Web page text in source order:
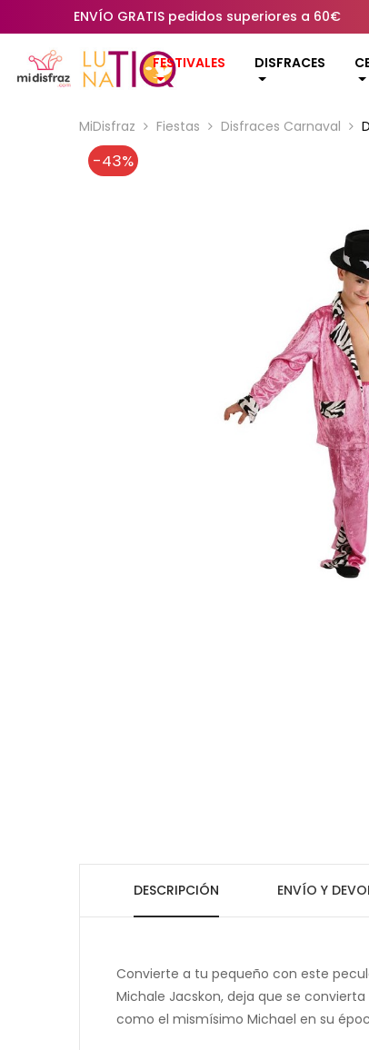
ENVÍO GRATIS pedidos superiores a 60€
FESTIVALES DISFRACES
MiDisfraz Fiestas Disfraces Carnaval
-43%
DESCRIPCIÓN ENVÍO Y
Convierte a tu pequeño con este
Michale Jacskon, deja que se
como el mismísimo Michael en su